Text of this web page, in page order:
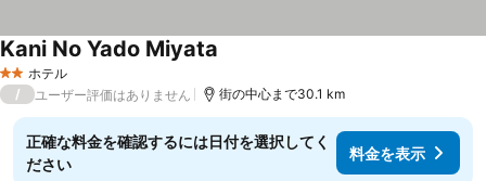
2 ホテルのランク
ホテル
Kani No Yado Miyata
/ ユーザー評価はありません 街の中心まで30.1 km
正確な料金を確認するには日付を選択してく
ださい
料金を表示